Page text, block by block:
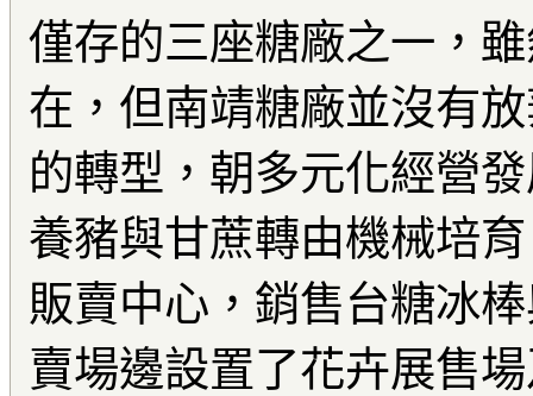
僅存的三座糖廠之一，
在，但南靖糖廠並沒有
的轉型，朝多元化經營
養豬與甘蔗轉由機械培
販賣中心，銷售台糖冰
賣場邊設置了花卉展售